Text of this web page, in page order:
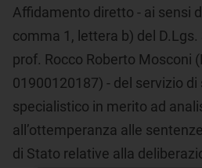
Affidamento diretto - ai sensi
comma 1, lettera b) del D.Lgs.
prof. Rocco Roberto Mosconi
01900120187) - del servizio di
specialistico in merito ad
all’ottemperanza alle
di Stato relative alla